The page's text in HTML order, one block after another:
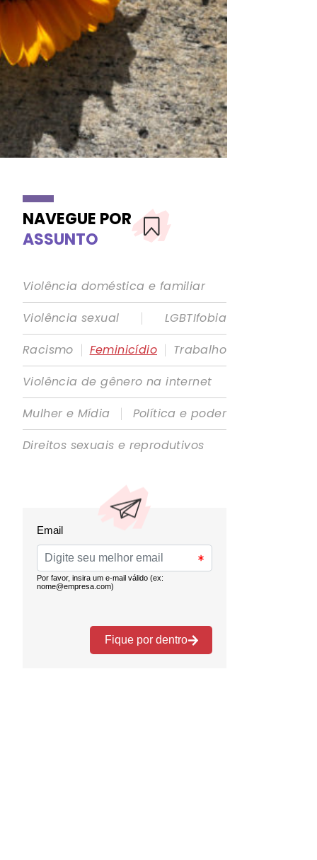
NAVEGUE POR
ASSUNTO
Violência doméstica e familiar
Violência sexual
|
LGBTIfobia
Racismo | Feminicídio | Trabalho
Violência de gênero na internet
Mulher e Mídia
|
Política e poder
Direitos sexuais e reprodutivos